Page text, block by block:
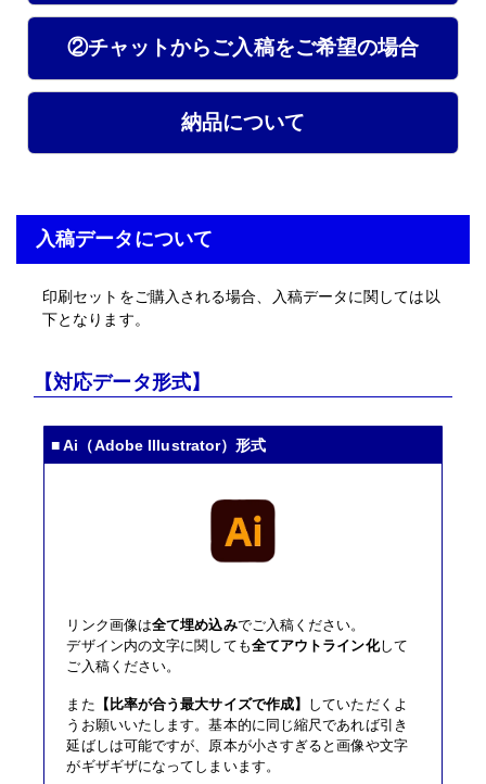
②チャットからご入稿をご希望の場合
納品について
入稿データについて
印刷セットをご購入される場合、入稿データに関しては以
下となります。
【対応データ形式】
■ Ai（Adobe Illustrator）形式
リンク画像は全て埋め込みでご入稿ください。
デザイン内の文字に関しても全てアウトライン化して
ご入稿ください。
また 【比率が合う最大サイズで作成】
していただくよ
うお願いいたします。基本的に同じ縮尺であれば引き
延ばしは可能ですが、原本が小さすぎると画像や文字
がギザギザになってしまいます。